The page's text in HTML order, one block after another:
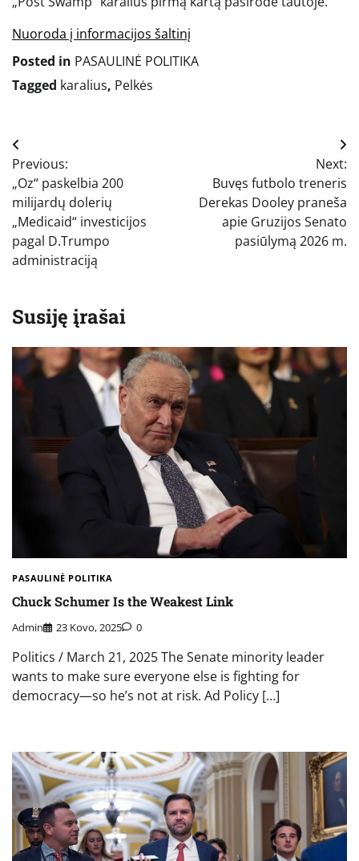
Nuoroda į informacijos šaltinį
Posted in PASAULINĖ POLITIKA
Tagged karalius, Pelkės
Navigacija
tarp
įrašų
Previous:
„Oz“ paskelbia 200
milijardų dolerių
„Medicaid“ investicijos
pagal D.Trumpo
administraciją
Next:
Buvęs futbolo treneris
Derekas Dooley praneša
apie Gruzijos Senato
pasiūlymą 2026 m.
Susiję įrašai
PASAULINĖ POLITIKA
Chuck Schumer Is the Weakest Link
Admin 23 Kovo, 2025 0
Politics / March 21, 2025 The Senate minority leader
wants to make sure everyone else is fighting for
democracy—so he’s not at risk. Ad Policy […]